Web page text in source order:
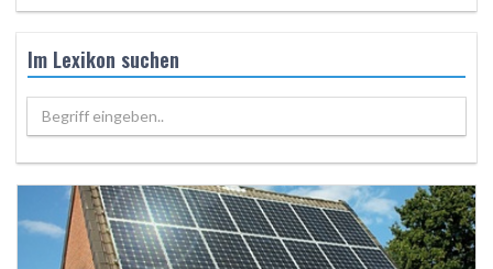
Im Lexikon suchen
Begriff eingeben..